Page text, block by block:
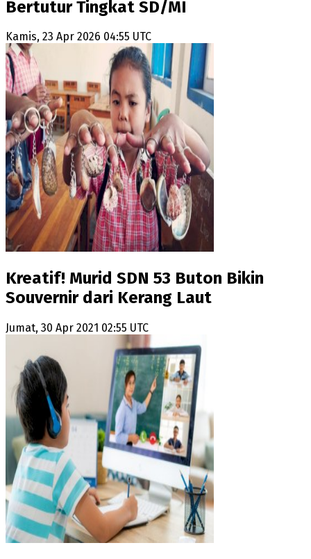
Bertutur Tingkat SD/MI
Kamis, 23 Apr 2026 04:55 UTC
Kreatif! Murid SDN 53 Buton Bikin
Souvernir dari Kerang Laut
Jumat, 30 Apr 2021 02:55 UTC